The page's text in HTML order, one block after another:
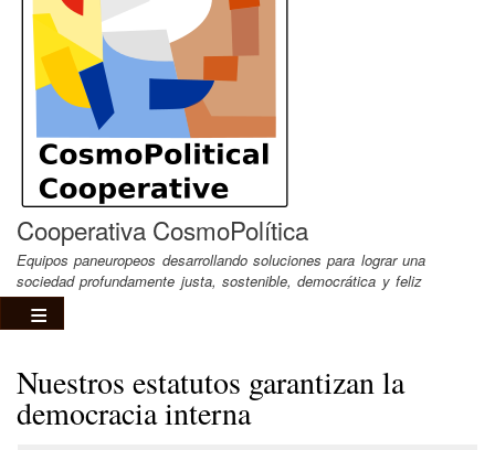
Cooperativa CosmoPolítica
Equipos paneuropeos desarrollando soluciones para lograr una
sociedad profundamente justa, sostenible, democrática y feliz
Nuestros estatutos garantizan la
democracia interna